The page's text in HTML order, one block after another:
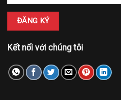
Kết nối với chúng tôi